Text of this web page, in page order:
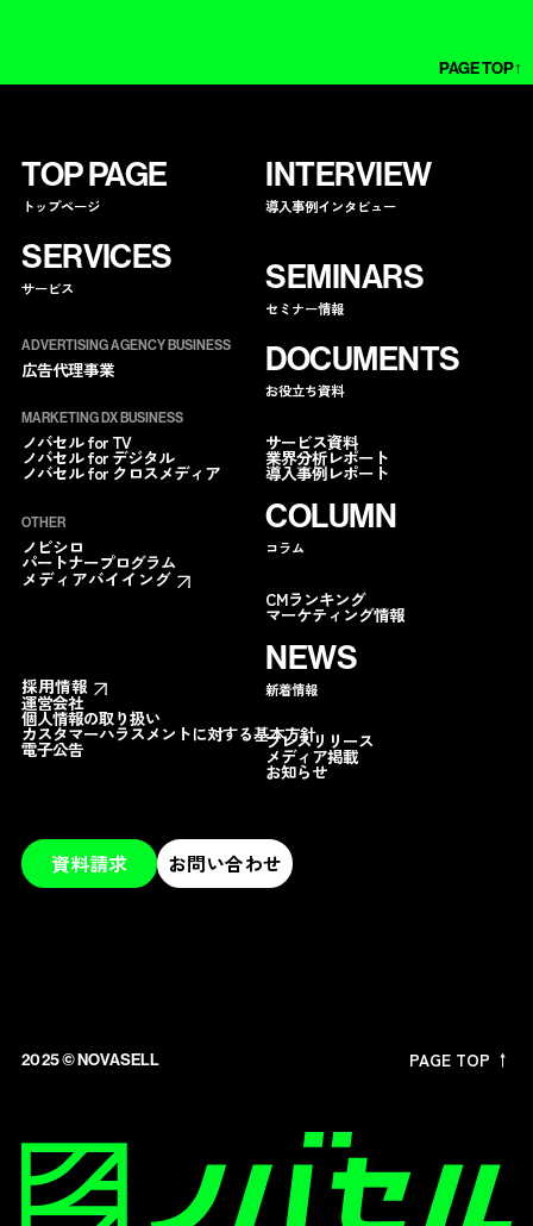
PAGE TOP↑
TOP PAGE
トップページ
INTERVIEW
導入事例インタビュー
COLUMN
コラム
CMランキング
マーケティング情報
SERVICES
サービス
ADVERTISING AGENCY BUSINESS
広告代理事業
MARKETING DX BUSINESS
ノバセル for TV
ノバセル for デジタル
ノバセル for クロスメディア
OTHER
ノビシロ
パートナープログラム
メディアバイイング
NEWS
新着情報
プレスリリース
メディア掲載
お知らせ
SEMINARS
セミナー情報
DOCUMENTS
お役立ち資料
サービス資料
業界分析レポート
導入事例レポート
採用情報
運営会社
個人情報の取り扱い
カスタマーハラスメントに対する基本方針
電子公告
資料請求 お問い合わせ
2025 ©︎ NOVASELL PAGE TOP ↑